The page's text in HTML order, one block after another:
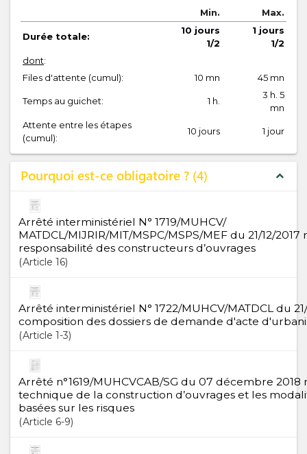
Min. Max.
Durée totale:
10 jours
1/2
1 jours
1/2
dont:
Files d'attente (cumul):
10 mn 45 mn
Temps au guichet: 1 h.
3 h. 5
mn
Attente entre les étapes
(cumul):
10 jours 1 jour
Pourquoi est-ce obligatoire ? 4 expand_less
Arrêté interministériel N° 1719/MUHCV/
MATDCL/MIJRIR/MIT/MSPC/MSPS/MEF du 21/12/2017
responsabilité des constructeurs d’ouvrages
Article 16
Arrêté interministériel N° 1722/MUHCV/MATDCL du
composition des dossiers de demande d'acte
Article 1-3
Arrêté n°1619/MUHCVCAB/SG du 07 décembre
technique de la construction d’ouvrages et les
basées sur les risques
Article 6-9